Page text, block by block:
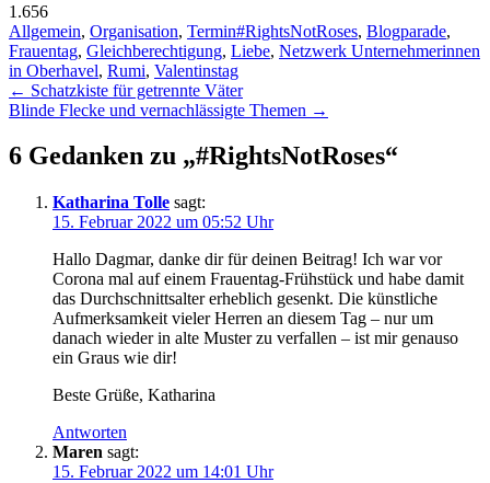
1.656
Allgemein, Organisation, Termin#RightsNotRoses, Blogparade,
Frauentag, Gleichberechtigung, Liebe, Netzwerk Unternehmerinnen
in Oberhavel, Rumi, Valentinstag
Beitragsnavigation
← Schatzkiste für getrennte Väter
Blinde Flecke und vernachlässigte Themen →
6 Gedanken zu „#RightsNotRoses“
Katharina Tolle sagt:
15. Februar 2022 um 05:52 Uhr
Hallo Dagmar, danke dir für deinen Beitrag! Ich war vor
Corona mal auf einem Frauentag-Frühstück und habe damit
das Durchschnittsalter erheblich gesenkt. Die künstliche
Aufmerksamkeit vieler Herren an diesem Tag – nur um
danach wieder in alte Muster zu verfallen – ist mir genauso
ein Graus wie dir!
Beste Grüße, Katharina
Antworten
Maren sagt:
15. Februar 2022 um 14:01 Uhr